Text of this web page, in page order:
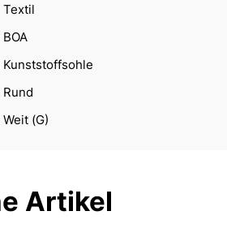
Textil
BOA
Kunststoffsohle
Rund
Weit (G)
Artikel